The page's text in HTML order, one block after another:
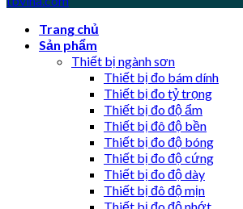
Trang chủ
Sản phẩm
Thiết bị ngành sơn
Thiết bị đo bám dính
Thiết bị đo tỷ trọng
Thiết bị đo độ ẩm
Thiết bị đô độ bền
Thiết bị đo độ bóng
Thiết bị đo độ cứng
Thiết bị đo độ dày
Thiết bị đô độ mịn